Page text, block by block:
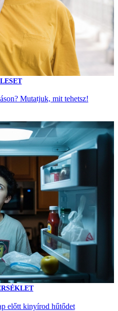
Mutatjuk, mit tehetsz!
előtt kinyírod hűtődet